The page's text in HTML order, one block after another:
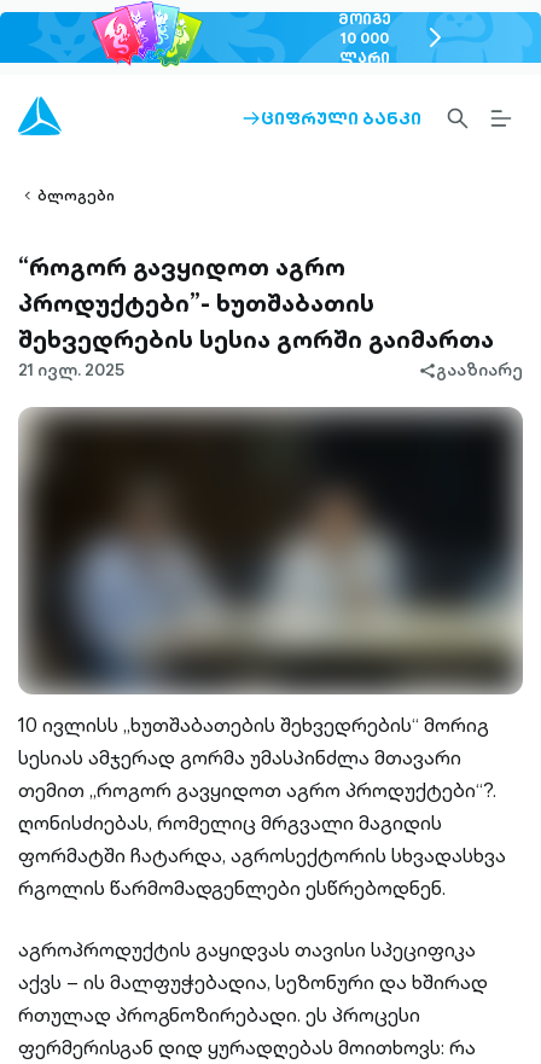
ᲛᲝᲘᲒᲔ
10 000
ᲚᲐᲠᲘ
chevron-
right-
ARROW-
ᲪᲘᲤᲠᲣᲚᲘ ᲑᲐᲜᲙᲘ
SEARCH-
OUTLINED
ბლოგები
“როგორ გავყიდოთ აგრო
პროდუქტები”- ხუთშაბათის
შეხვედრების სესია გორში გაიმართა
21 ივლ. 2025
share-
გააზიარე
10 ივლისს „ხუთშაბათების შეხვედრების“ მორიგ
სესიას ამჯერად გორმა უმასპინძლა მთავარი
თემით „როგორ გავყიდოთ აგრო პროდუქტები“?.
ღონისძიებას, რომელიც მრგვალი მაგიდის
ფორმატში ჩატარდა, აგროსექტორის სხვადასხვა
რგოლის წარმომადგენლები ესწრებოდნენ.
აგროპროდუქტის გაყიდვას თავისი სპეციფიკა
აქვს – ის მალფუჭებადია, სეზონური და ხშირად
რთულად პროგნოზირებადი. ეს პროცესი
ფერმერისგან დიდ ყურადღებას მოითხოვს: რა